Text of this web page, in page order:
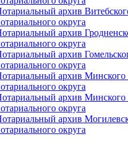
архив
округа
архив
округа
архив
округа
архив Минского
округа
архив Минского
округа
архив
округа